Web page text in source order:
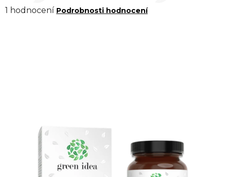
Průměrné
1 hodnocení Podrobnosti hodnocení